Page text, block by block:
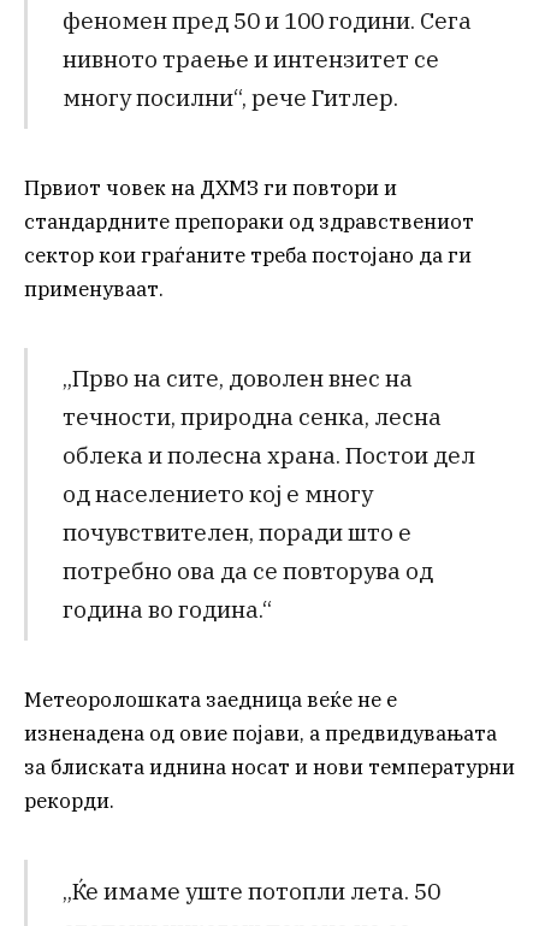
феномен пред 50 и 100 години. Сега
нивното траење и интензитет се
многу посилни“, рече Гитлер.
Првиот човек на ДХМЗ ги повтори и
стандардните препораки од здравствениот
сектор кои граѓаните треба постојано да ги
применуваат.
„Прво на сите, доволен внес на
течности, природна сенка, лесна
облека и полесна храна. Постои дел
од населението кој е многу
почувствителен, поради што е
потребно ова да се повторува од
година во година.“
Метеоролошката заедница веќе не е
изненадена од овие појави, а предвидувањата
за блиската иднина носат и нови температурни
рекорди.
„Ќе имаме уште потопли лета. 50